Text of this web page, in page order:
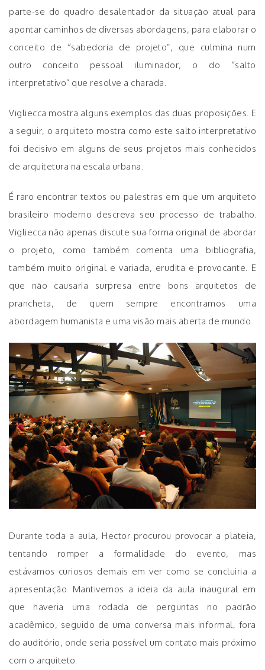
parte-se do quadro desalentador da situação atual para
apontar caminhos de diversas abordagens, para elaborar o
conceito de “sabedoria de projeto”, que culmina num
outro conceito pessoal iluminador, o do “salto
interpretativo” que resolve a charada.
Vigliecca mostra alguns exemplos das duas proposições. E
a seguir, o arquiteto mostra como este salto interpretativo
foi decisivo em alguns de seus projetos mais conhecidos
de arquitetura na escala urbana.
É raro encontrar textos ou palestras em que um arquiteto
brasileiro moderno descreva seu processo de trabalho.
Vigliecca não apenas discute sua forma original de abordar
o projeto, como também comenta uma bibliografia,
também muito original e variada, erudita e provocante. E
que não causaria surpresa entre bons arquitetos de
prancheta, de quem sempre encontramos uma
abordagem humanista e uma visão mais aberta de mundo.
Durante toda a aula, Hector procurou provocar a plateia,
tentando romper a formalidade do evento, mas
estávamos curiosos demais em ver como se concluiria a
apresentação. Mantivemos a ideia da aula inaugural em
que haveria uma rodada de perguntas no padrão
acadêmico, seguido de uma conversa mais informal, fora
do auditório, onde seria possível um contato mais próximo
com o arquiteto.